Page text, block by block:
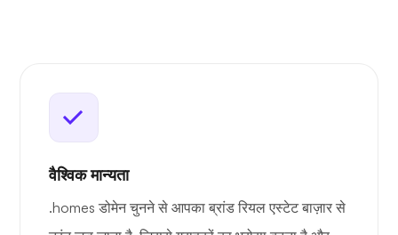
वैश्विक मान्यता
.homes डोमेन चुनने से आपका ब्रांड रियल एस्टेट बाज़ार से